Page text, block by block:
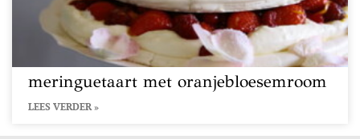
meringuetaart met oranjebloesemroom
LEES VERDER »